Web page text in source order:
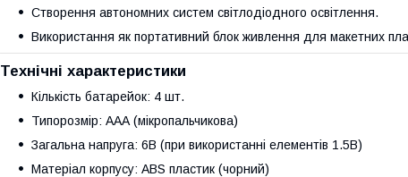
Створення автономних систем світлодіодного освітлення.
Використання як портативний блок живлення для макетних
Технічні характеристики
Кількість батарейок: 4 шт.
Типорозмір: ААА (мікропальчикова)
Загальна напруга: 6В (при використанні елементів 1.5В)
Матеріал корпусу: ABS пластик (чорний)